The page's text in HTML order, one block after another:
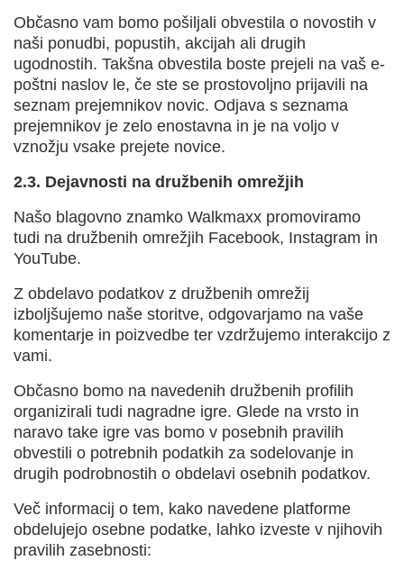
Občasno vam bomo pošiljali obvestila o novostih v
naši ponudbi, popustih, akcijah ali drugih
ugodnostih. Takšna obvestila boste prejeli na vaš e-
poštni naslov le, če ste se prostovoljno prijavili na
seznam prejemnikov novic. Odjava s seznama
prejemnikov je zelo enostavna in je na voljo v
vznožju vsake prejete novice.
2.3. Dejavnosti na družbenih omrežjih
Našo blagovno znamko Walkmaxx promoviramo
tudi na družbenih omrežjih Facebook, Instagram in
YouTube.
Z obdelavo podatkov z družbenih omrežij
izboljšujemo naše storitve, odgovarjamo na vaše
komentarje in poizvedbe ter vzdržujemo interakcijo z
vami.
Občasno bomo na navedenih družbenih profilih
organizirali tudi nagradne igre. Glede na vrsto in
naravo take igre vas bomo v posebnih pravilih
obvestili o potrebnih podatkih za sodelovanje in
drugih podrobnostih o obdelavi osebnih podatkov.
Več informacij o tem, kako navedene platforme
obdelujejo osebne podatke, lahko izveste v njihovih
pravilih zasebnosti: